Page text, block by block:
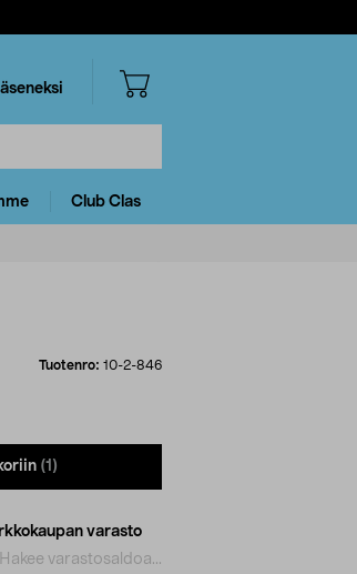
Club Clas
Tuotenro: 10-2-846
(1)
varasto
Hakee varastosaldoa...